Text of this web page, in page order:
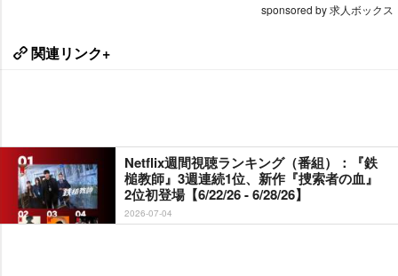
sponsored by 求人ボックス
関連リンク+
Netflix週間視聴ランキング（番組）：『鉄
槌教師』3週連続1位、新作『捜索者の血』
2位初登場【6/22/26 - 6/28/26】
2026-07-04